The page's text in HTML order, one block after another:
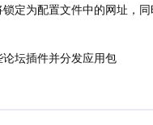
定为配置文件中的网址，
坛插件并分发应用包